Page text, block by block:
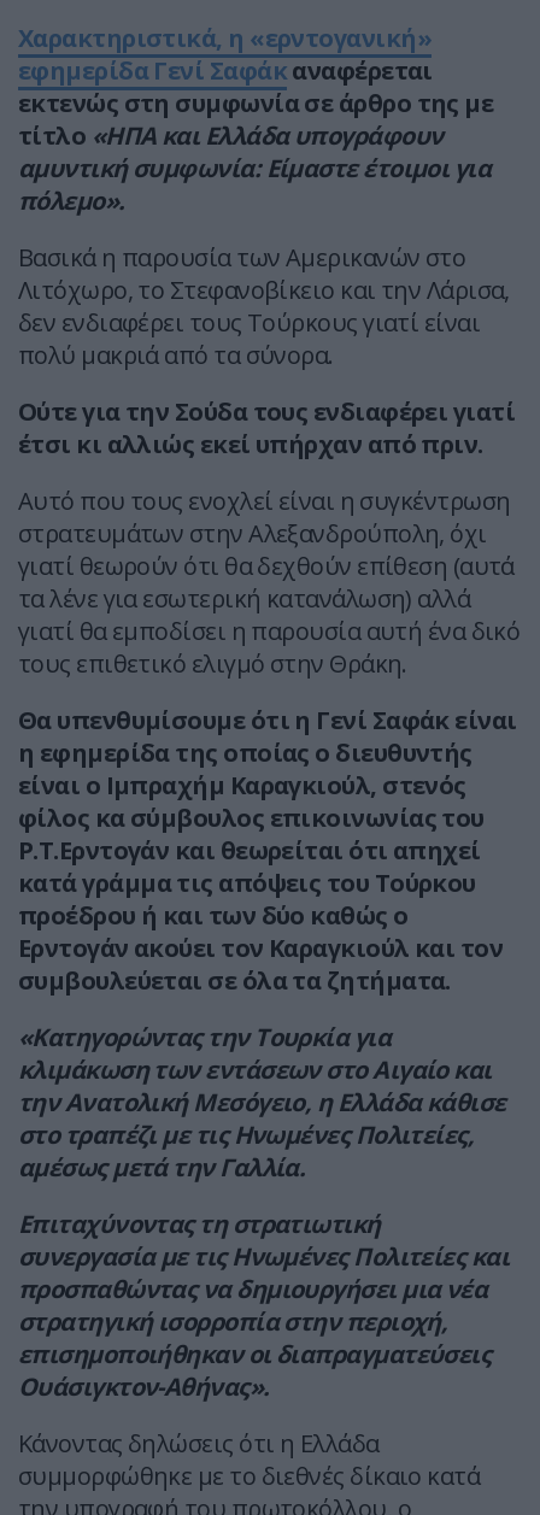
Χαρακτηριστικά, η «ερντογανική»
εφημερίδα Γενί Σαφάκαναφέρεται
εκτενώς στη συμφωνία σε άρθρο της με
τίτλο «ΗΠΑ και Ελλάδα υπογράφουν
αμυντική συμφωνία: Είμαστε έτοιμοι για
πόλεμο».
Βασικά η παρουσία των Αμερικανών στο
Λιτόχωρο, το Στεφανοβίκειο και την Λάρισα,
δεν ενδιαφέρει τους Τούρκους γιατί είναι
πολύ μακριά από τα σύνορα.
Ούτε για την Σούδα τους ενδιαφέρει γιατί
έτσι κι αλλιώς εκεί υπήρχαν από πριν.
Αυτό που τους ενοχλεί είναι η συγκέντρωση
στρατευμάτων στην Αλεξανδρούπολη, όχι
γιατί θεωρούν ότι θα δεχθούν επίθεση (αυτά
τα λένε για εσωτερική κατανάλωση) αλλά
γιατί θα εμποδίσει η παρουσία αυτή ένα δικό
τους επιθετικό ελιγμό στην Θράκη.
Θα υπενθυμίσουμε ότι η Γενί Σαφάκ είναι
η εφημερίδα της οποίας ο διευθυντής
είναι ο Ιμπραχήμ Καραγκιούλ, στενός
φίλος κα σύμβουλος επικοινωνίας του
Ρ.Τ.Ερντογάν και θεωρείται ότι απηχεί
κατά γράμμα τις απόψεις του Τούρκου
προέδρου ή και των δύο καθώς ο
Ερντογάν ακούει τον Καραγκιούλ και τον
συμβουλεύεται σε όλα τα ζητήματα.
«Κατηγορώντας την Τουρκία για
κλιμάκωση των εντάσεων στο Αιγαίο και
την Ανατολική Μεσόγειο, η Ελλάδα κάθισε
στο τραπέζι με τις Ηνωμένες Πολιτείες,
αμέσως μετά την Γαλλία.
Επιταχύνοντας τη στρατιωτική
συνεργασία με τις Ηνωμένες Πολιτείες και
προσπαθώντας να δημιουργήσει μια νέα
στρατηγική ισορροπία στην περιοχή,
επισημοποιήθηκαν οι διαπραγματεύσεις
Ουάσιγκτον-Αθήνας».
Κάνοντας δηλώσεις ότι η Ελλάδα
συμμορφώθηκε με το διεθνές δίκαιο κατά